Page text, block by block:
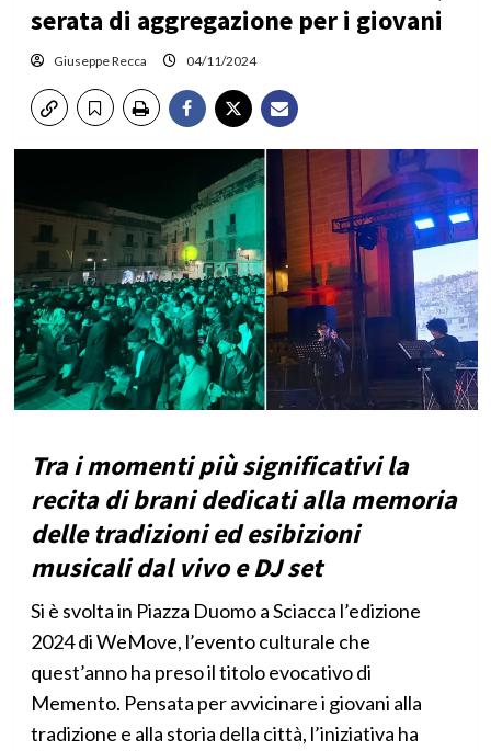
serata di aggregazione per i giovani
Giuseppe Recca 04/11/2024
Tra i momenti più significativi la
recita di brani dedicati alla memoria
delle tradizioni ed esibizioni
musicali dal vivo e DJ set
Si è svolta in Piazza Duomo a Sciacca l’edizione
2024 di WeMove, l’evento culturale che
quest’anno ha preso il titolo evocativo di
Memento. Pensata per avvicinare i giovani alla
tradizione e alla storia della città, l’iniziativa ha